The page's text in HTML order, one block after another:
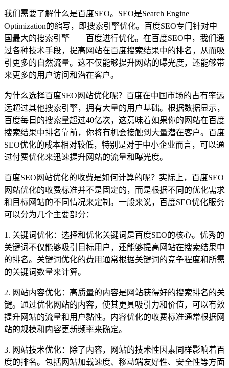
我们需要了解什么是百度SEO。SEO是Search Engine
Optimization的缩写，即搜索引擎优化。百度SEO专门针对中
国最大的搜索引擎——百度进行优化。在百度SEO中，我们通
过各种技术手段，提高网站在百度搜索结果中的排名，从而吸
引更多的自然流量。这不仅能够提升网站的曝光度，还能够带
来更多的用户访问和潜在客户。
为什么选择百度SEO网站优化呢？百度在中国市场的占有率远
远超过其他搜索引擎，拥有大量的用户基础。根据数据显示，
百度每日的搜索量超过40亿次，这意味着如果你的网站在百度
搜索结果中排名靠前，你将有机会接触到大量潜在客户。百度
SEO优化的成本相对较低，特别是对于中小企业而言，可以通
过付费优化来迅速提升网站的流量和曝光度。
百度SEO网站优化的收费是如何计算的呢？实际上，百度SEO
网站优化的收费标准并不是固定的，而是根据不同的优化需求
和目标网站的不同情况来定制。一般来说，百度SEO优化服务
可以分为几个主要部分：
1. 关键词优化：选择和优化关键词是百度SEO的核心。优秀的
关键词不仅能够吸引目标用户，还能够提高网站在搜索结果中
的排名。关键词优化的费用通常根据关键词的竞争程度和所需
的关键词数量来计算。
2. 网站内容优化：高质量的内容是网站获得好的搜索排名的关
键。通过优化网站的内容，使其更具吸引力和价值，可以有效
提升网站的流量和用户黏性。内容优化的收费标准通常根据网
站的规模和内容更新频率来确定。
3. 网站技术优化：除了内容，网站的技术性因素同样影响着百
度的排名。包括网站加载速度、移动端友好性、安全性等方面